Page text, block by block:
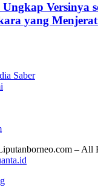
Versinya
yang
Saber
– All